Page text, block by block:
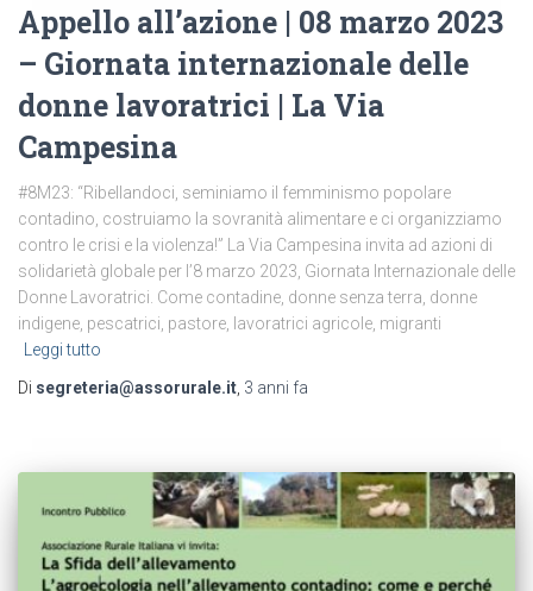
Appello all’azione | 08 marzo 2023
– Giornata internazionale delle
donne lavoratrici | La Via
Campesina
#8M23: “Ribellandoci, seminiamo il femminismo popolare
contadino, costruiamo la sovranità alimentare e ci organizziamo
contro le crisi e la violenza!” La Via Campesina invita ad azioni di
solidarietà globale per l’8 marzo 2023, Giornata Internazionale delle
Donne Lavoratrici. Come contadine, donne senza terra, donne
indigene, pescatrici, pastore, lavoratrici agricole, migranti
Leggi tutto
Di segreteria@assorurale.it 3 anni fa